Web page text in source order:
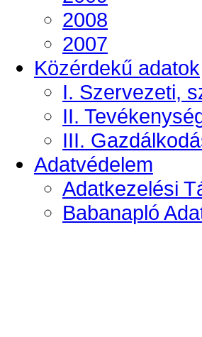
2008
2007
Közérdekű adatok
I. Szervezeti,
II.
III.
Adatvédelem
Adatkezelési
Babanapló